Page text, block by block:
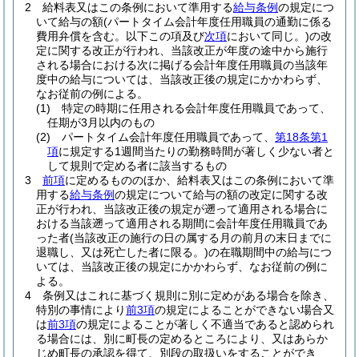
2
給料表又はこの条例において準用する給与条例の規定につ
いて給与の額(パートタイム会計年度任用職員の通勤に係る
費用弁償を含む。以下この項及び次項において同じ。)の改
定に関する改正が行われ、当該改正が年度の途中から施行
される場合における次に掲げる会計年度任用職員の当該年
度中の給与については、当該改正後の規定にかかわらず、
なお従前の例による。
(1)
特定の時期に任用される会計年度任用職員であって、
任期が3月以内のもの
(2)
パートタイム会計年度任用職員であって、 第18条第1
項に規定する1週間当たりの勤務時間が著しく少ない者と
して規則で定める者に該当するもの
3
前項に定めるもののほか、給料表又はこの条例において準
用する給与条例の規定について給与の額の改定に関する改
正が行われ、当該改正後の規定が遡って適用される場合に
おける当該遡って適用される期間に会計年度任用職員であ
った者(当該改正の施行の日の属する月の前月の末日までに
退職し、又は死亡した者に限る。)の在職期間中の給与につ
いては、当該改正後の規定にかかわらず、なお従前の例に
よる。
4
条例又はこれに基づく規則に別に定めがある場合を除き、
特別の事情により前3項の規定によることができない場合又
は前3項の規定によることが著しく不適当であると認められ
る場合には、別に町長の定めるところにより、又はあらか
じめ町長の承認を得て、別段の取扱いをすることができ